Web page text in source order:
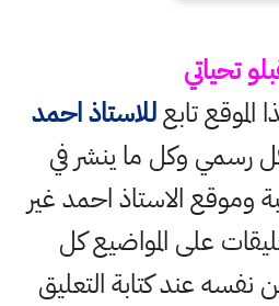
تحياتي
الموقع تابعللاستاذ احمد
رسمي وكل ما ينشر في
وموقع الاستاذ احمد غير
على المواضيع كل
عند كتابة التعليق